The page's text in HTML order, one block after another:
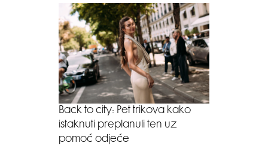
Back to city: Pet trikova kako
istaknuti preplanuli ten uz
pomoć odjeće